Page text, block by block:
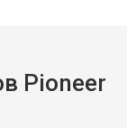
Pioneer